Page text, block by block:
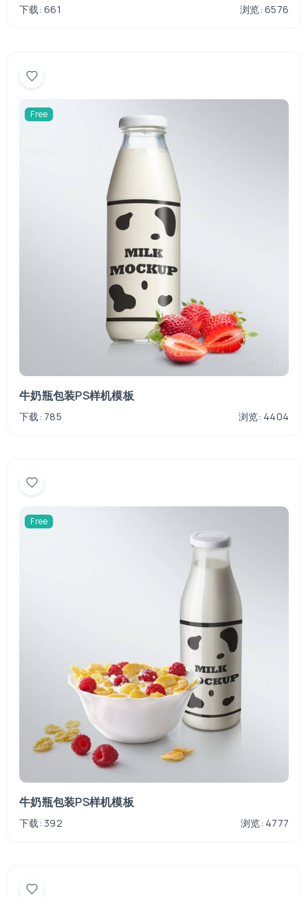
下载: 661 浏览: 6576
Free
牛奶瓶包装PS样机模板
下载: 785 浏览: 4404
Free
牛奶瓶包装PS样机模板
下载: 392 浏览: 4777